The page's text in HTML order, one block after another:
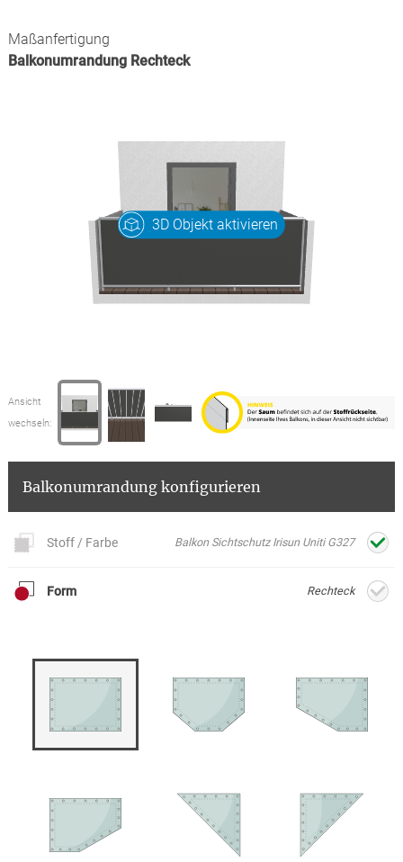
Maßanfertigung
Balkonumrandung Rechteck
3D Objekt aktivieren
Ansicht
wechseln:
Balkonumrandung konfigurieren
Stoff / Farbe Balkon Sichtschutz Irisun Uniti G327
Form Rechteck